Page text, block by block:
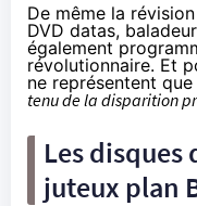
De même la
DVD datas,
également
révolutionnaire. Et
ne représentent
tenu de la disparition
Les disques
juteux plan